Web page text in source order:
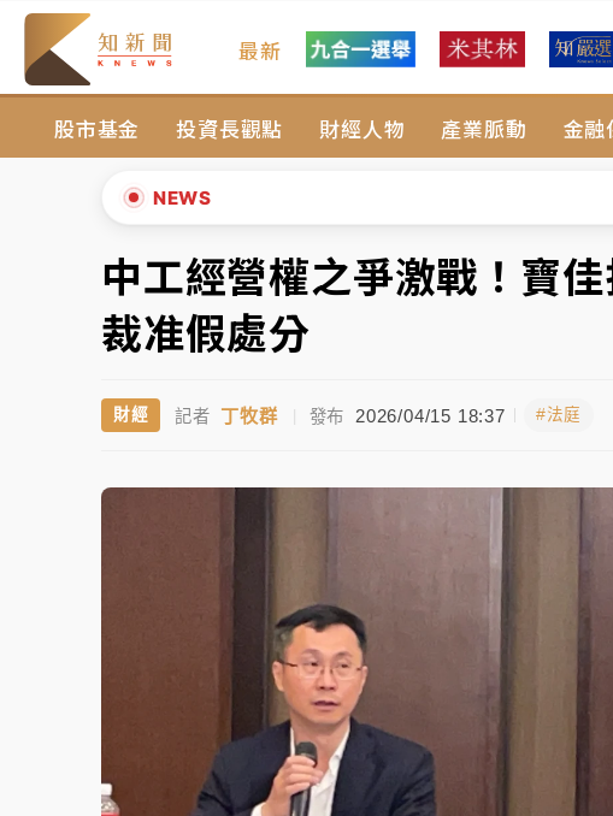
最新
股市基金 投資長觀點 財經人物 產業脈動 金融
NEWS
台積電殺35元、台股跌近300點 被動元件、低軌衛
中信慈善基金會想增加董事人數！辜仲諒向法院聲請
故宮《龍藏經》特展第2檔！今線上預約開賣一度塞
台東農業處長涉圖利渡假村！東檢抗告成功 今重開
父親節泡湯了！中颱白海豚雨彈轟3天 「紅到發紫」
中信慈善基金會想增加董事人數！辜仲諒向法院聲請
父親節泡湯了！中颱白海豚雨彈轟3天 「紅到發紫」
▼
中工經營權之爭激戰！寶
裁准假處分
財經 記者 丁牧群 | 發布 2026/04/15 18:37 #法庭